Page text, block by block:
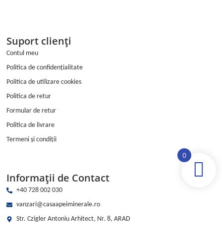
Suport clienți
Contul meu
Politica de confidențialitate
Politica de utilizare cookies
Politica de retur
Formular de retur
Politica de livrare
Termeni și condiții
Informații de Contact
+40 728 002 030
vanzari@casaapeiminerale.ro
Str. Czigler Antoniu Arhitect, Nr. 8, ARAD
0